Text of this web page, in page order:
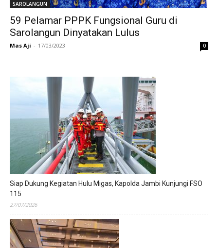
SAROLANGUN
59 Pelamar PPPK Fungsional Guru di
Sarolangun Dinyatakan Lulus
Mas Aji - 17/03/2023 0
Siap Dukung Kegiatan Hulu Migas, Kapolda Jambi Kunjungi FSO
115
27/07/2026